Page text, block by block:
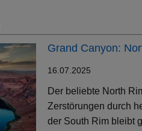
Grand Canyon:
16.07.2025
Der beliebte North
Zerstörungen durch
der South Rim bleibt